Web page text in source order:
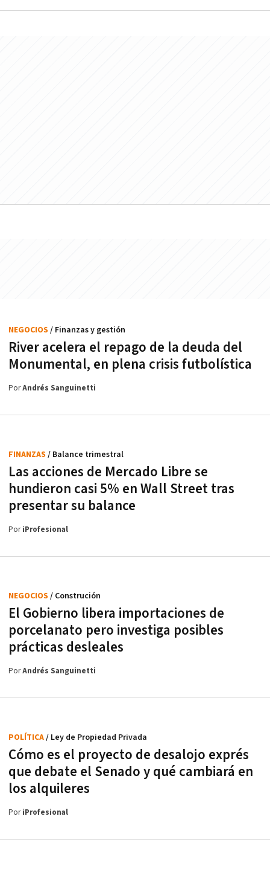
River acelera el repago de la deuda del
Monumental, en plena crisis futbolística
NEGOCIOS / Finanzas y gestión
PorAndrés Sanguinetti
Las acciones de Mercado Libre se
hundieron casi 5% en Wall Street tras
presentar su balance
FINANZAS / Balance trimestral
PoriProfesional
El Gobierno libera importaciones de
porcelanato pero investiga posibles
prácticas desleales
NEGOCIOS / Construción
PorAndrés Sanguinetti
Cómo es el proyecto de desalojo exprés
que debate el Senado y qué cambiará en
los alquileres
POLÍTICA/ Ley de Propiedad Privada
PoriProfesional